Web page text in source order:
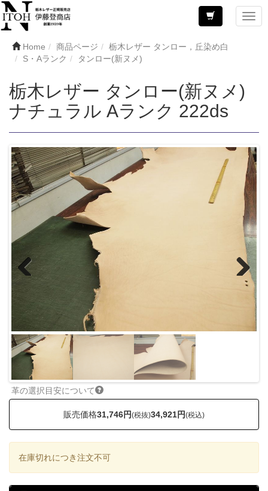
Home 商品ページ
栃木レザー タンロー，丘染め白
S・Aランク
タンロー(新ヌメ)
栃木レザー タンロー(新ヌメ)
ナチュラル Aランク 222ds
革の選択目安について
Previous
販売価格31,746円(税抜)34,921円(税込)
在庫切れにつき注文不可